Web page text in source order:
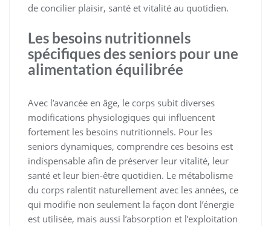
de concilier plaisir, santé et vitalité au quotidien.
Les besoins nutritionnels
spécifiques des seniors pour une
alimentation équilibrée
Avec l’avancée en âge, le corps subit diverses
modifications physiologiques qui influencent
fortement les besoins nutritionnels. Pour les
seniors dynamiques, comprendre ces besoins est
indispensable afin de préserver leur vitalité, leur
santé et leur bien-être quotidien. Le métabolisme
du corps ralentit naturellement avec les années, ce
qui modifie non seulement la façon dont l’énergie
est utilisée, mais aussi l’absorption et l’exploitation